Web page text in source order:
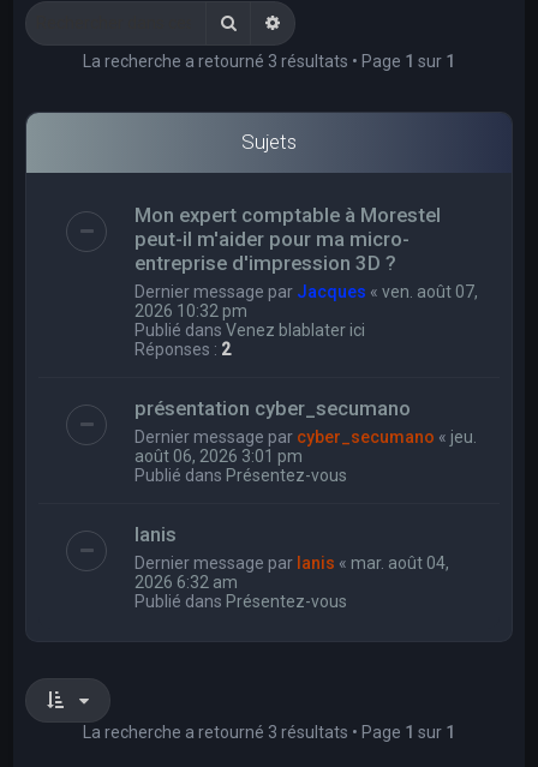
RechercherRecherche avancée
La recherche a retourné 3 résultats • Page 1 sur 1
Sujets
Mon expert comptable à Morestel
peut-il m'aider pour ma micro-
entreprise d'impression 3D ?
Dernier message par Jacques «ven. août 07,
2026 10:32 pm
Publié dansVenez blablater ici
Réponses : 2
présentation cyber_secumano
Dernier message par cyber_secumano « jeu.
août 06, 2026 3:01 pm
Publié dans Présentez-vous
Ianis
Dernier message par Ianis « mar. août 04,
2026 6:32 am
Publié dans Présentez-vous
La recherche a retourné 3 résultats • Page 1 sur 1